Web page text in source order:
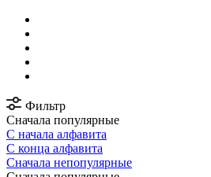
Фильтр
Сначала популярные
С начала алфавита
С конца алфавита
Сначала непопулярные